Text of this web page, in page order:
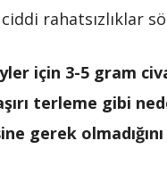
rahatsızlıklar
için 3-5 gram
terleme gibi
gerek